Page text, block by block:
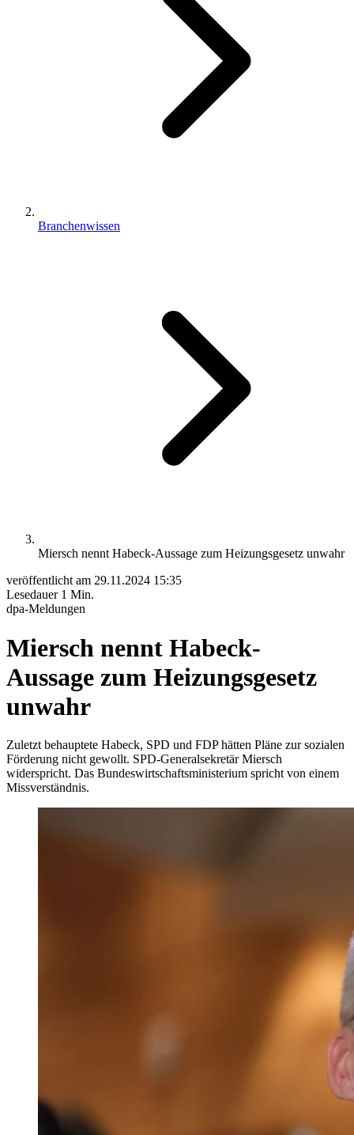
Branchenwissen
Miersch nennt Habeck-Aussage zum Heizungsgesetz unwahr
veröffentlicht am 29.11.2024 15:35
Lesedauer 1 Min.
dpa-Meldungen
Miersch nennt Habeck-
Aussage zum Heizungsgesetz
unwahr
Zuletzt behauptete Habeck, SPD und FDP hätten Pläne zur sozialen
Förderung nicht gewollt. SPD-Generalsekretär Miersch
widerspricht. Das Bundeswirtschaftsministerium spricht von einem
Missverständnis.